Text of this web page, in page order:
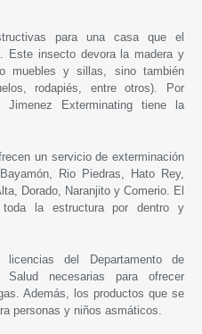
para una casa que el
Este insecto devora la madera y
muebles y sillas, sino también
rodapiés, entre otros). Por
Jimenez Exterminating tiene la
un servicio de exterminación
Rio Piedras, Hato Rey,
Dorado, Naranjito y Comerio. El
la estructura por dentro y
del Departamento de
necesarias para ofrecer
Además, los productos que se
personas y niños asmáticos.